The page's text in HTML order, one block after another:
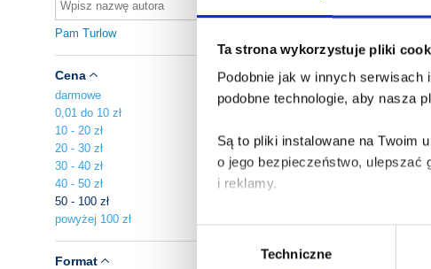
Ta strona wykorzystuje pliki
Podobnie jak w innych
podobne technologie, aby nasza
Są to pliki instalowane na Twoim
o jego bezpieczeństwo, ulepszać
i reklamy.
Poza plikami, które są nam
Twojej zgody.
Techniczne
Pam Turlow
Cena
darmowe
0,01 do 10 zł
10 - 20 zł
20 - 30 zł
30 - 40 zł
40 - 50 zł
50 - 100 zł
powyżej 100 zł
Format